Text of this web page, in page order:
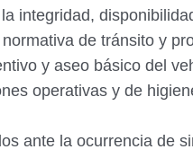
integridad,
de tránsito y
y aseo básico del
operativas y de
ante la ocurrencia de